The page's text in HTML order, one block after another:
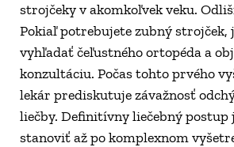
strojčeky v akomkoľvek veku.
Pokiaľ potrebujete zubný strojček,
vyhľadať čeľustného ortopéda a
konzultáciu. Počas tohto prvého
lekár prediskutuje závažnosť
liečby. Definitívny liečebný postup
stanoviť až po komplexnom